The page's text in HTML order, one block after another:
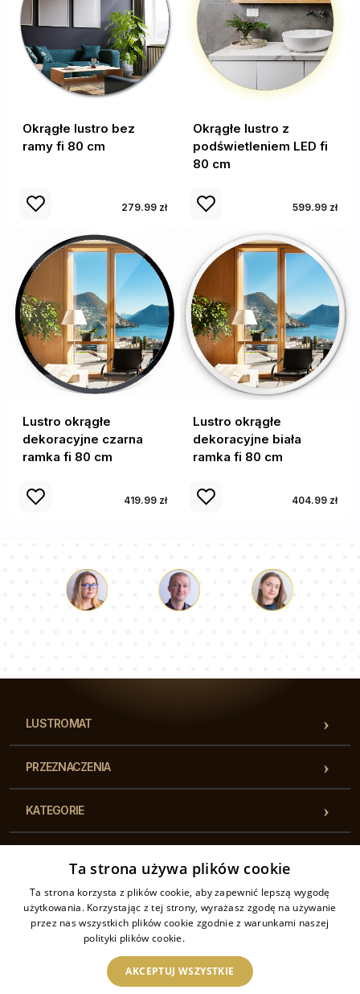
Okrągłe lustro bez
ramy fi 80 cm
279.99 zł
Okrągłe lustro z
podświetleniem LED fi
80 cm
599.99 zł
Lustro okrągłe
dekoracyjne czarna
ramka fi 80 cm
419.99 zł
Lustro okrągłe
dekoracyjne biała
ramka fi 80 cm
404.99 zł
LUSTROMAT
PRZEZNACZENIA
KATEGORIE
KONTAKT
2026 © Lustromat - Wszelkie prawa zastrzeżone. Sklep internetowy jest
Ta strona używa plików cookie
Ta strona korzysta z plików cookie, aby zapewnić lepszą wygodę
użytkowania. Korzystając z tej strony, wyrażasz zgodę na używanie
przez nas wszystkich plików cookie zgodnie z warunkami naszej
polityki plików cookie.
AKCEPTUJ WSZYSTKIE